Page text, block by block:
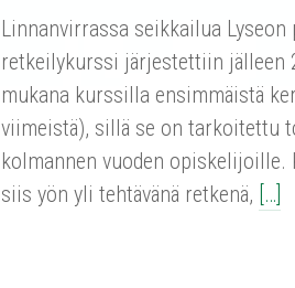
Linnanvirrassa seikkailua Lyseon
retkeilykurssi järjestettiin jälleen
mukana kurssilla ensimmäistä
viimeistä), sillä se on tarkoitettu
kolmannen vuoden
siis yön yli tehtävänä retkenä, […]